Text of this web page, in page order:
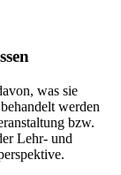
was sie
werden
bzw.
Lehr- und